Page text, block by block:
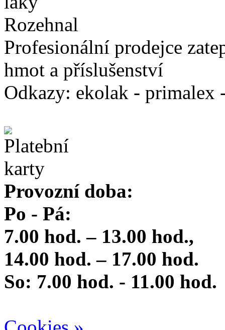
Profesionální prodejce
hmot a příslušenství
Odkazy: ekolak - primalex
Provozní doba:
Po - Pá:
7.00 hod. – 13.00 hod.,
14.00 hod. – 17.00 hod.
So: 7.00 hod. - 11.00 hod.